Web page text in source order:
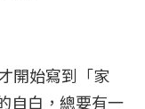
開始寫到「家
自白，總要有一